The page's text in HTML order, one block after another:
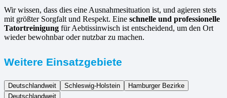
Wir wissen, dass dies eine Ausnahmesituation ist, und agieren stets
mit größter Sorgfalt und Respekt. Eine schnelle und professionelle
Tatortreinigung für Aebtissinwisch ist entscheidend, um den Ort
wieder bewohnbar oder nutzbar zu machen.
Weitere Einsatzgebiete
Deutschlandweit Schleswig-Holstein
Hamburger Bezirke
Deutschlandweit